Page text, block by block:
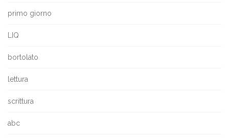
primo giorno
LIQ
bortolato
lettura
scrittura
abc